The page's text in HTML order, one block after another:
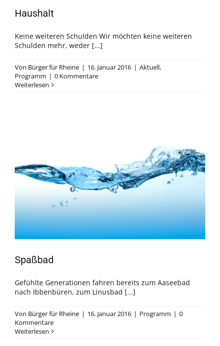
Haushalt
Keine weiteren Schulden Wir möchten keine weiteren
Schulden mehr, weder [...]
Von Bürger für Rheine | 16. Januar 2016 | Aktuell,
Programm | 0 Kommentare
Weiterlesen
Spaßbad
Gefühlte Generationen fahren bereits zum Aaseebad
nach Ibbenbüren, zum Linusbad [...]
Von Bürger für Rheine | 16. Januar 2016 | Programm | 0
Kommentare
Weiterlesen